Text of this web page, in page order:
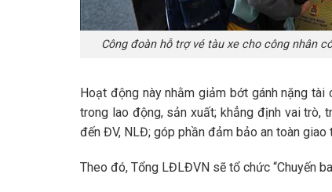
Công đoàn hỗ trợ vé tàu xe cho công nhân
Hoạt động này nhằm giảm bớt gánh nặng
trong lao động, sản xuất; khẳng định vai trò,
đến ĐV, NLĐ; góp phần đảm bảo an toàn
Theo đó, Tổng LĐLĐVN sẽ tổ chức “Chuyến